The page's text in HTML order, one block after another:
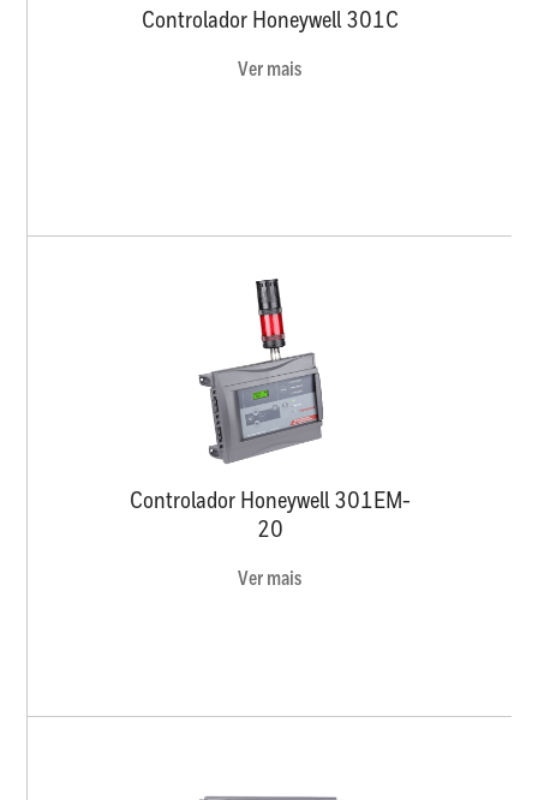
Controlador Honeywell 301C
Ver mais
Controlador Honeywell 301EM-
20
Ver mais